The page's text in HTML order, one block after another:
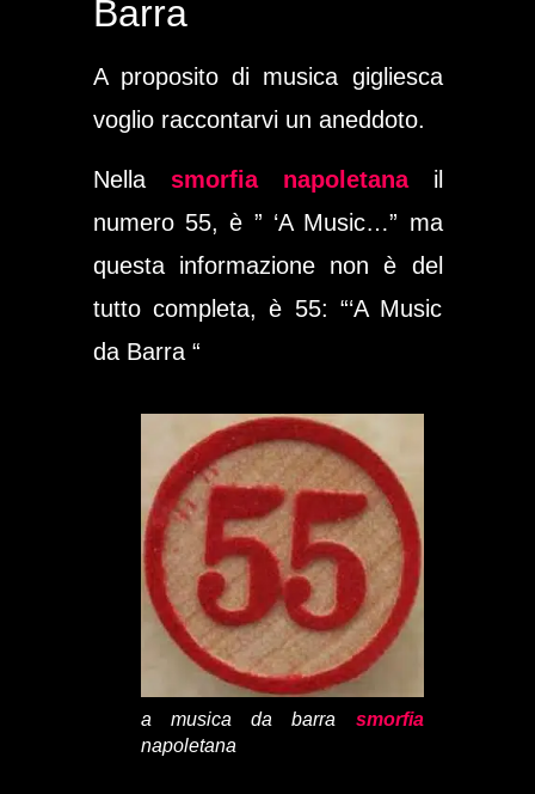
Barra
A proposito di musica gigliesca
voglio raccontarvi un aneddoto.
Nella smorfia napoletanail
numero 55, è ” ‘A Music…” ma
questa informazione non è del
tutto completa, è 55: “‘A Music
da Barra “
a musica da barra smorfia
napoletana